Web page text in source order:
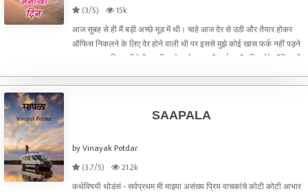
(3/5)
15k
आज सुबह से ही मैं बड़ी अच्छे मूड में थी। चाहे आज देर से उठी और तैयार होकर
ऑफिस निकलने के लिए देर होने वाली थी पर इससे मुझे कोई खास फर्क नहीं पड़ने
वाला था। आखिर महीने में एक दिन लेट तो बनता है भाई। और फिर मेरे ऑफिस में
SAAPALA
by Vinayak Potdar
(3.7/5)
21.2k
​​​​​​​कथेविषयी थोडंसं - सर्वप्रथम मी माझ्या असंख्य प्रिय वाचकांचे कोटी कोटी आभार